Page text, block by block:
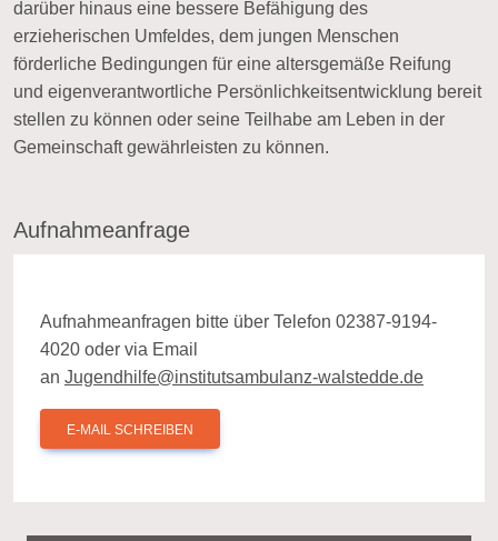
darüber hinaus eine bessere Befähigung des
erzieherischen Umfeldes, dem jungen Menschen
förderliche Bedingungen für eine altersgemäße Reifung
und eigenverantwortliche Persönlichkeitsentwicklung bereit
stellen zu können oder seine Teilhabe am Leben in der
Gemeinschaft gewährleisten zu können.
Aufnahmeanfrage
Aufnahmeanfragen bitte über Telefon 02387-9194-
4020 oder via Email
an Jugendhilfe@institutsambulanz-walstedde.de
E-MAIL SCHREIBEN